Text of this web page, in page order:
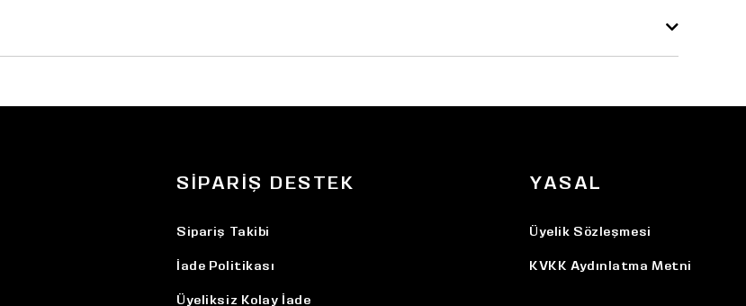
SIPARIŞ DESTEK
Sipariş Takibi
İade Politikası
Üyeliksiz Kolay İade
YASAL
Üyelik Sözleşmesi
KVKK Aydınlatma Metni